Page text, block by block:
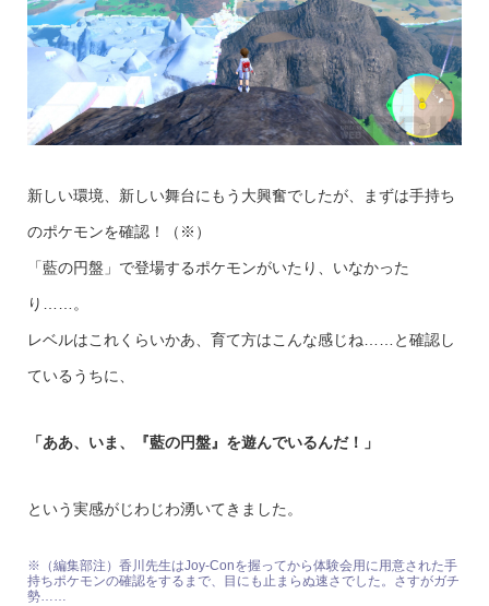
新しい環境、新しい舞台にもう大興奮でしたが、まずは手持ち
のポケモンを確認！（※）
「藍の円盤」で登場するポケモンがいたり、いなかった
り……。
レベルはこれくらいかあ、育て方はこんな感じね……と確認し
ているうちに、
「ああ、いま、『藍の円盤』を遊んでいるんだ！」
という実感がじわじわ湧いてきました。
※（編集部注）香川先生はJoy-Conを握ってから体験会用に用意された手
持ちポケモンの確認をするまで、目にも止まらぬ速さでした。さすがガチ
勢……